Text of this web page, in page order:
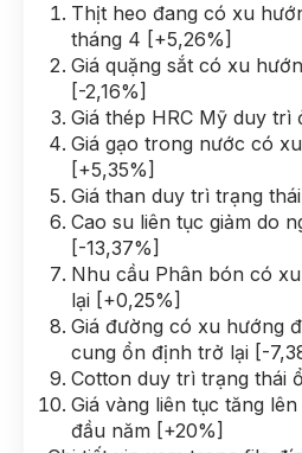
Thịt heo đang có xu
tháng 4 [+5,26%]
Giá quặng sắt có xu
[-2,16%]
Giá thép HRC Mỹ duy trì
Giá gạo trong nước có
[+5,35%]
Giá than duy trì trạng
Cao su liên tục giảm do
[-13,37%]
Nhu cầu Phân bón có
lại [+0,25%]
Giá đường có xu hướng
cung ổn định trở lại [-
Cotton duy trì trạng thái
Giá vàng liên tục tăng
đầu năm [+20%]